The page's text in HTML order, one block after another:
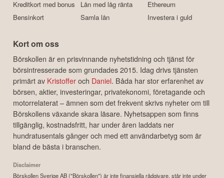
Kreditkort med bonus
Bensinkort
Lån med låg ränta
Samla lån
Ethereum
Investera i guld
Kort om oss
Börskollen är en prisvinnande nyhetstidning och tjänst för
börsintresserade som grundades 2015. Idag drivs tjänsten
primärt av Kristofferoch Daniel. Båda har stor erfarenhet av
börsen, aktier, investeringar, privatekonomi, företagande och
motorrelaterat – ämnen som det frekvent skrivs nyheter om till
Börskollens växande skara läsare. Nyhetsappen som finns
tillgänglig, kostnadsfritt, har under åren laddats ner
hundratusentals gånger och med ett användarbetyg som är
bland de bästa i branschen.
Disclaimer
Börskollen Sverige AB ("Börskollen") är inte finansiella rådgivare, står inte under